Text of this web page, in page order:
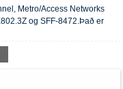
Metro/Access Networks
og SFF-8472.Það er